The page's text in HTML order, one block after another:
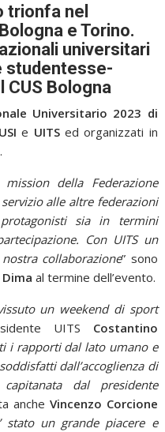
trionfa nel
e Torino.
universitari
studentesse-
CUS Bologna
Universitario 2023 di
e UITSed organizzati in
.
della Federazione
alle altre federazioni
sia in termini
Con UITS un
collaborazione” sono
al termine dell’evento.
un weekend di sport
UITS Costantino
i rapporti dal lato umano e
dall’accoglienza di
dal presidente
anche Vincenzo Corcione
stato un grande piacere e